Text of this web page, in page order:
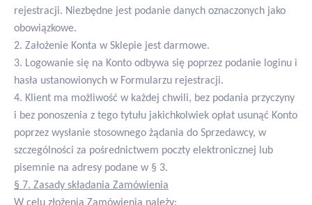
rejestracji. Niezbędne jest podanie danych oznaczonych jako
obowiązkowe.
2. Założenie Konta w Sklepie jest darmowe.
3. Logowanie się na Konto odbywa się poprzez podanie loginu i
hasła ustanowionych w Formularzu rejestracji.
4. Klient ma możliwość w każdej chwili, bez podania przyczyny
i bez ponoszenia z tego tytułu jakichkolwiek opłat usunąć Konto
poprzez wysłanie stosownego żądania do Sprzedawcy, w
szczególności za pośrednictwem poczty elektronicznej lub
pisemnie na adresy podane w § 3.
§ 7. Zasady składania Zamówienia
W celu złożenia Zamówienia należy: